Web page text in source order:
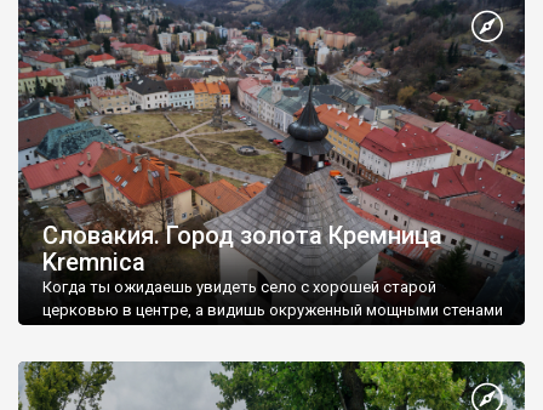
Словакия. Город золота Кремница
Kremnica
Когда ты ожидаешь увидеть село с хорошей старой
церковью в центре, а видишь окруженный мощными стенами